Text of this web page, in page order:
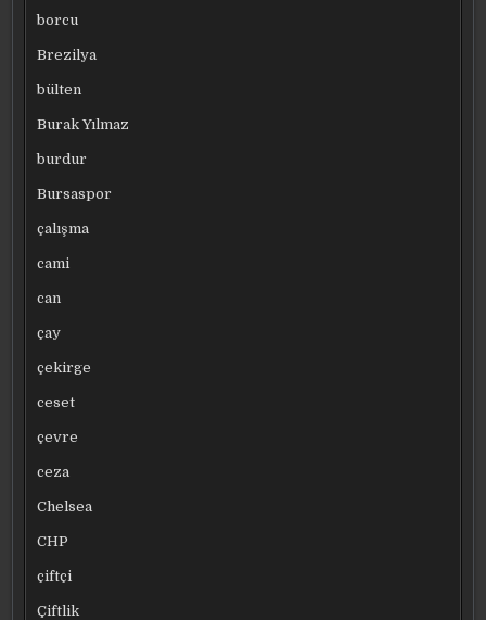
borcu
Brezilya
bülten
Burak Yılmaz
burdur
Bursaspor
çalışma
cami
can
çay
çekirge
ceset
çevre
ceza
Chelsea
CHP
çiftçi
Çiftlik